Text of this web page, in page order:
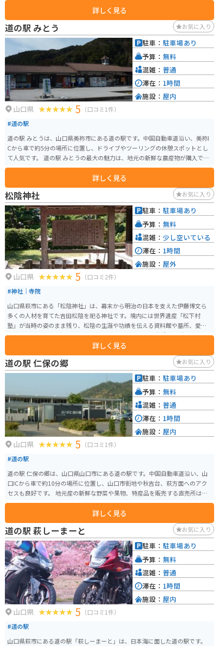
詳しく見る
道の駅 みとう お気に入り
山口県 5 （口コミ1件）
#道の駅
道の駅 みとうは、山口県美祢市にある道の駅です。中国自動車道沿い、美祢I
Cから車で約5分の場所に位置し、ドライブやツーリングの休憩スポットとし
て人気です。 道の駅 みとうの最大の魅力は、地元の新鮮な農産物が購入でき
る直売所です。旬の野菜や果物はもちろん、美祢市ならではの特産品も販売
されています。また、併設のレストランでは、地元食材をふんだんに使った
料理を楽しむことができます。おすすめは、美祢産のブランド豚「美東ごぼ
う pork」を使った料理です。 バイクで訪れる場合、道の駅 みとうには広 spa
ciousな駐車場が完備されているので安心です。中国自動車道を降りてすぐの
場所にあり、アクセスも抜群です。周辺には、秋吉台や秋芳洞、カルストロ
ードなど、ツーリングにおすすめのスポットが点在しています。道の駅 みと
うで休憩を挟みながら、山口県の自然を満喫してみてはいかがでしょうか。
詳しく見る
駐車： 駐車場あり
予算： 無料
混雑： 普通
滞在： 1時間
施設： 屋内
松陰神社 お気に入り
山口県 5 （口コミ2件）
#神社｜寺院
山口県萩市にある「松陰神社」は、幕末から明治の日本を支えた伊藤博文ら
多くの人材を育てた吉田松陰を祀る神社です。境内には世界遺産「松下村
塾」が当時の姿のまま残り、松陰の生涯や功績を伝える資料館や墓所、愛用
の井戸などが点在しています。 歴史を身近に感じられる貴重な場所で、バイ
クやマイカー専用の駐車場も完備されており、家族連れにもおすすめです。
詳しく見る
駐車： 駐車場あり
予算： 無料
混雑： 少し空いている
滞在： 1時間
施設： 屋外
道の駅 仁保の郷 お気に入り
山口県 5 （口コミ1件）
#道の駅
道の駅 仁保の郷は、山口県山口市にある道の駅です。中国自動車道沿い、山
口ICから車で約10分の場所に位置し、山口市街地や秋吉台、萩方面へのアク
セスも良好です。 地元産の新鮮な野菜や果物、特産品を販売する直売所は、
多くの人で賑わいます。特に、地元仁保産の新鮮な野菜は人気があり、朝早
くから行列ができることもあるほどです。また、併設のレストランでは、地
元食材をふんだんに使った料理を味わうことができます。山口名物の瓦そば
や、新鮮な野菜を使った定食などが人気です。 バイクで訪れる場合、道の駅
には広々とした駐車場が完備されているので安心です。ツーリングの休憩地
点としても最適で、中国自動車道を利用するライダーが多く立ち寄ります。
周辺には、秋吉台や秋芳洞、萩など観光スポットも点在しており、ツーリン
グの拠点としてもおすすめです。道の駅で地元の特産品やグルメを堪能した
り、周辺の観光スポットを巡ったりして、山口の魅力を満喫してください。
詳しく見る
駐車： 駐車場あり
予算： 無料
混雑： 普通
滞在： 1時間
施設： 屋内
道の駅 萩しーまーと お気に入り
山口県 5 （口コミ1件）
#道の駅
山口県萩市にある道の駅「萩しーまーと」は、日本海に面した道の駅です。
駐車： 駐車場あり
予算： 無料
混雑： 普通
滞在： 1時間
施設： 屋内